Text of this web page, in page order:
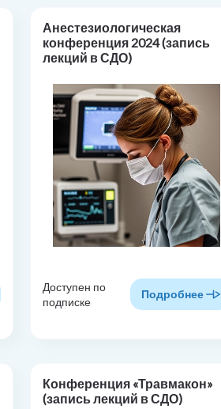
Анестезиологическая
конференция 2024 (запись
лекций в СДО)
Доступен по
подписке
Подробнее
Конференция «Травмакон»
(запись лекций в СДО)